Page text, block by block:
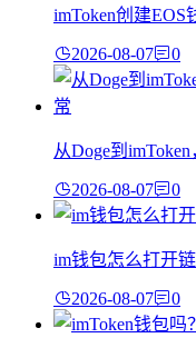
imToken创建
2026-08-07 0
从Doge到
2026-08-07 0
im钱包怎么打开
2026-08-07 0